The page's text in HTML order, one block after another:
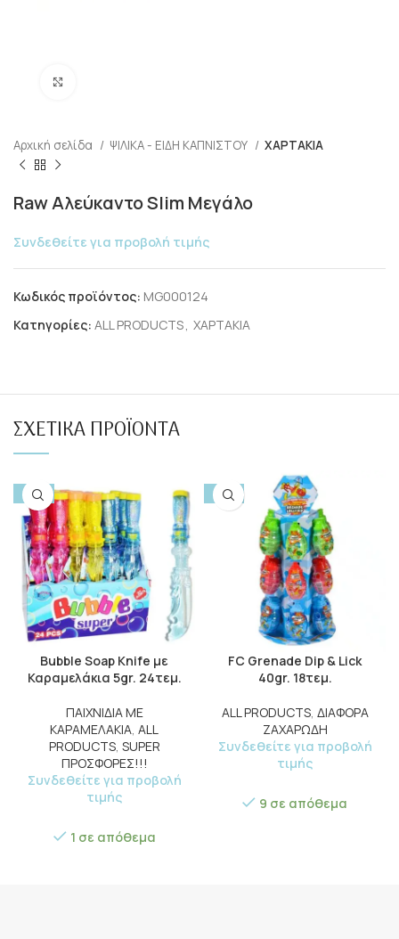
Αρχική σελίδα ΨΙΛΙΚΑ - ΕΙΔΗ ΚΑΠΝΙΣΤΟΥ ΧΑΡΤΑΚΙΑ
Raw Αλεύκαντο Slim Μεγάλο
Συνδεθείτε για προβολή τιμής
Κωδικός προϊόντος: MG000124
Κατηγορίες: ALL PRODUCTS, ΧΑΡΤΑΚΙΑ
ΣΧΕΤΙΚΆ ΠΡΟΪΌΝΤΑ
-50%
Bubble Soap Knife με
Καραμελάκια 5gr. 24τεμ.
ΠΑΙΧΝΙΔΙΑ ΜΕ
ΚΑΡΑΜΕΛΑΚΙΑ, ALL
PRODUCTS, SUPER
ΠΡΟΣΦΟΡΕΣ!!!
Συνδεθείτε για προβολή
τιμής
1 σε απόθεμα
-10%
FC Grenade Dip & Lick
40gr. 18τεμ.
ALL PRODUCTS, ΔΙΑΦΟΡΑ
ΖΑΧΑΡΩΔΗ
Συνδεθείτε για προβολή
τιμής
9 σε απόθεμα